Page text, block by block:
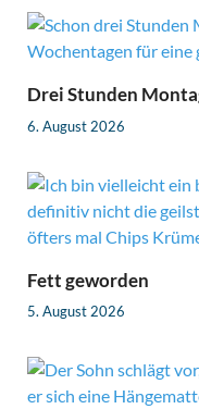
Drei Stunden
6. August 2026
Fett geworden
5. August 2026